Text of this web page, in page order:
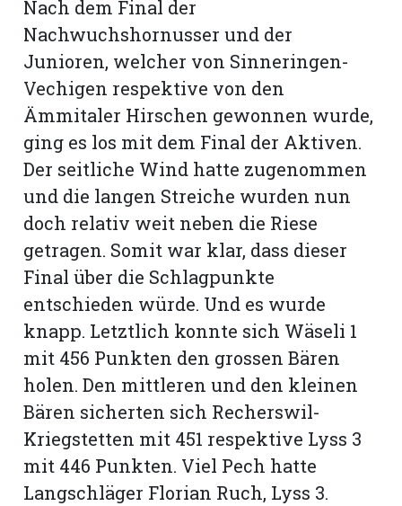
Nach dem Final der
Nachwuchshornusser und der
Junioren, welcher von Sinneringen-
Vechigen respektive von den
Ämmitaler Hirschen gewonnen wurde,
ging es los mit dem Final der Aktiven.
Der seitliche Wind hatte zugenommen
und die langen Streiche wurden nun
doch relativ weit neben die Riese
getragen. Somit war klar, dass dieser
Final über die Schlagpunkte
entschieden würde. Und es wurde
knapp. Letztlich konnte sich Wäseli 1
mit 456 Punkten den grossen Bären
holen. Den mittleren und den kleinen
Bären sicherten sich Recherswil-
Kriegstetten mit 451 respektive Lyss 3
mit 446 Punkten. Viel Pech hatte
Langschläger Florian Ruch, Lyss 3.